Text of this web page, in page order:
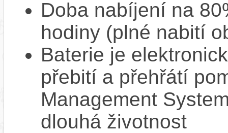
Doba nabíjení na
hodiny (plné nabití
Baterie je
přebití a přehřátí
Management
dlouhá životnost